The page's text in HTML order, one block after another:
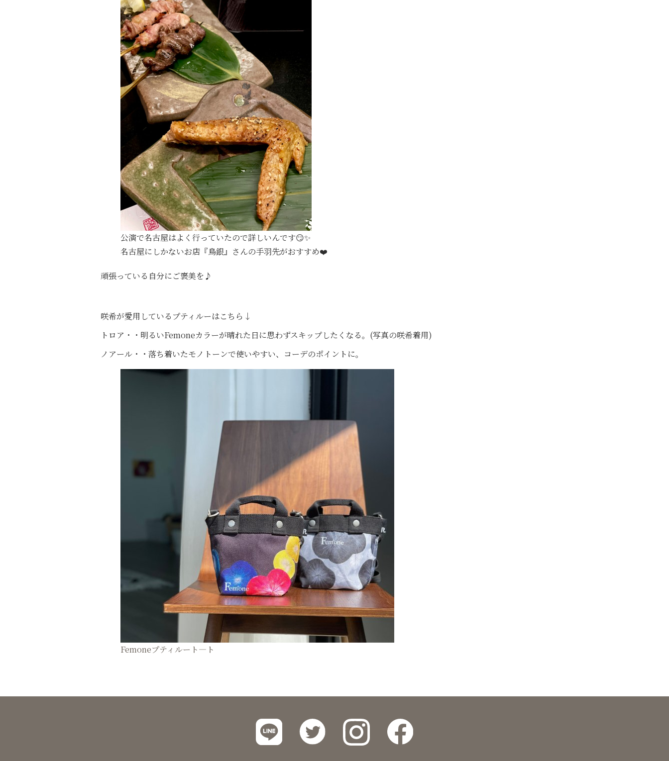
公演で名古屋はよく行っていたので詳しいんです😏✨
名古屋にしかないお店『鳥銀』さんの手羽先がおすすめ❤️
頑張っている自分にご褒美を♪
咲希が愛用しているプティルーはこちら↓
トロア・・明るいFemoneカラーが晴れた日に思わずスキップしたくなる。(写真の咲希着用)
ノアール・・落ち着いたモノトーンで使いやすい、コーデのポイントに。
Femoneプティルート―ト